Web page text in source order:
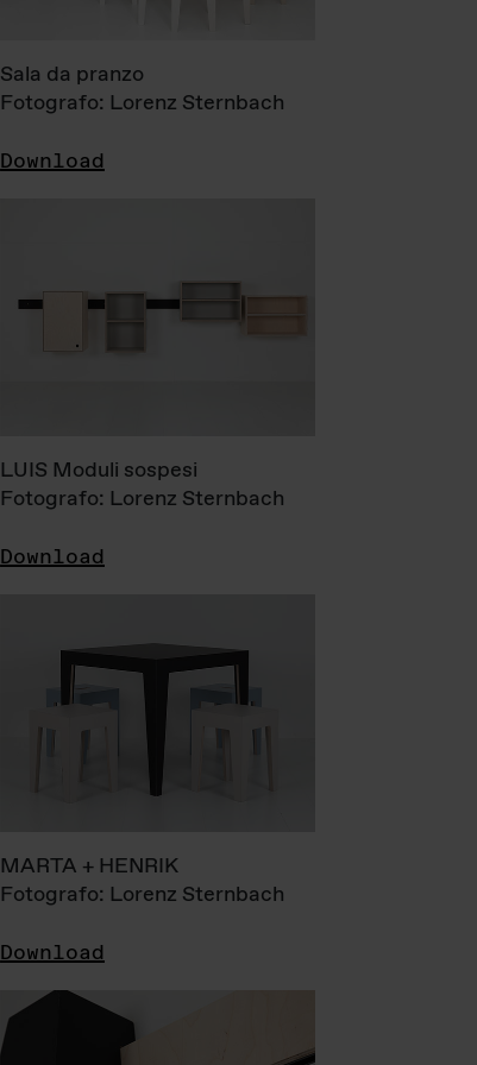
Sala da pranzo
Fotografo: Lorenz Sternbach
Download
LUIS Moduli sospesi
Fotografo: Lorenz Sternbach
Download
MARTA + HENRIK
Fotografo: Lorenz Sternbach
Download